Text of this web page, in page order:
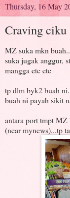
Thursday, 16 May
Craving ciku
MZ suka mkn
suka jugak anggur,
mangga etc etc
tp dlm byk2 buah
buah ni payah sikit
antara port tmpt
(near mynews)...tp